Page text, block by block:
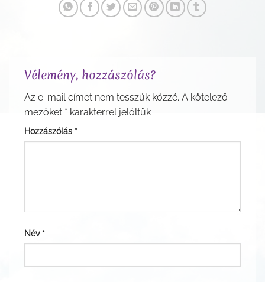
Vélemény, hozzászólás?
Az e-mail címet nem tesszük közzé. A kötelező
mezőket * karakterrel jelöltük
Hozzászólás *
Név *